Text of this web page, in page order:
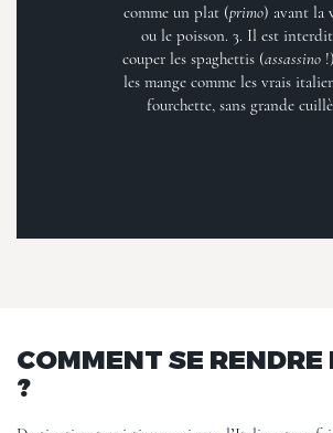
comme un plat (primo) avant la
ou le poisson. 3. Il est
couper les spaghettis (assassino
les mange comme les vrais
fourchette, sans grande
COMMENT SE RENDRE
?